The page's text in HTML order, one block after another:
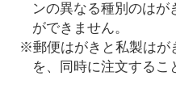
ンの異なる種別のはが
ができません。
※郵便はがきと私製はが
を、同時に注文するこ